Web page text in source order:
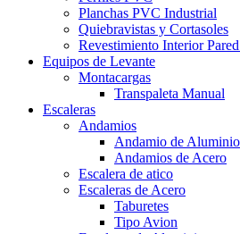
Planchas PVC Industrial
Quiebravistas y Cortasoles
Revestimiento Interior
Equipos de Levante
Montacargas
Transpaleta Manual
Escaleras
Andamios
Andamio de Aluminio
Andamios de Acero
Escalera de atico
Escaleras de Acero
Taburetes
Tipo Avion